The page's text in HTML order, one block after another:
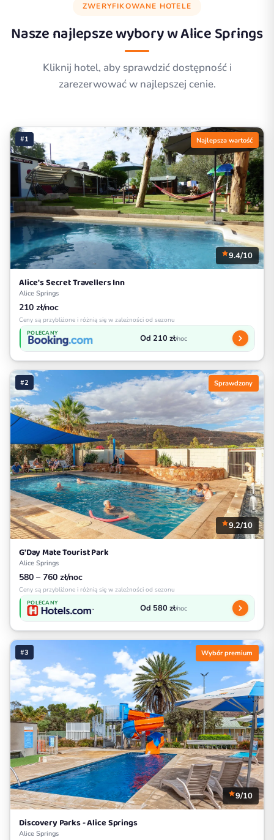
ZWERYFIKOWANE HOTELE
Nasze najlepsze wybory wAlice Springs
Kliknij hotel, aby sprawdzić dostępność i
zarezerwować w najlepszej cenie.
#1 Najlepsza wartość
9.4/10
Alice's Secret Travellers Inn
Alice Springs
210 zł/noc
Ceny są przybliżone i różnią się w zależności od sezonu
POLECANY Od 210 zł/noc
#2 Sprawdzony
9.2/10
G'Day Mate Tourist Park
Alice Springs
580 – 760 zł/noc
Ceny są przybliżone i różnią się w zależności od sezonu
POLECANY Od 580 zł/noc
#3 Wybór premium
9/10
Discovery Parks - Alice Springs
Alice Springs